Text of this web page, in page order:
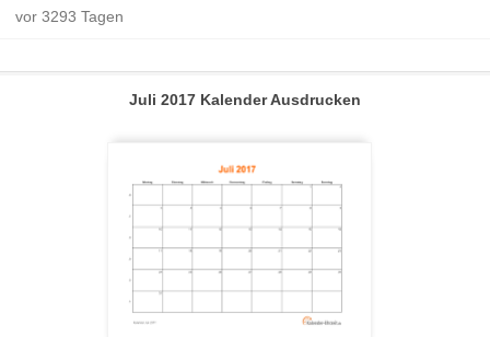
vor 3293 Tagen
Juli 2017 Kalender Ausdrucken